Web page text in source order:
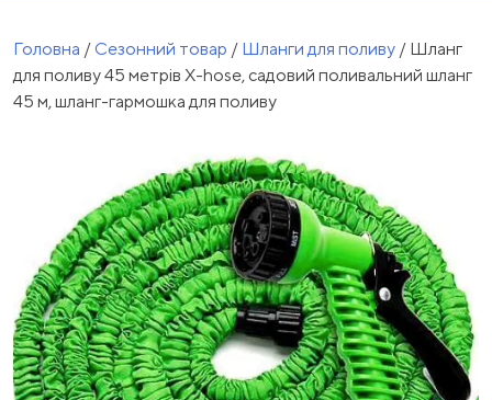
Головна /Сезонний товар / Шланги для поливу / Шланг
для поливу 45 метрів X-hose, садовий поливальний шланг
45 м, шланг-гармошка для поливу